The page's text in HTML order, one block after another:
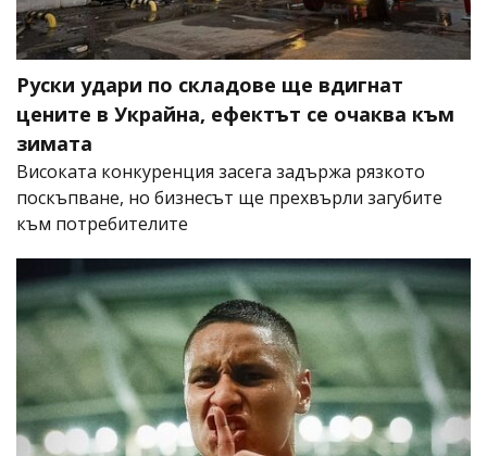
Руски удари по складове ще вдигнат
цените в Украйна, ефектът се очаква към
зимата
Високата конкуренция засега задържа рязкото
поскъпване, но бизнесът ще прехвърли загубите
към потребителите